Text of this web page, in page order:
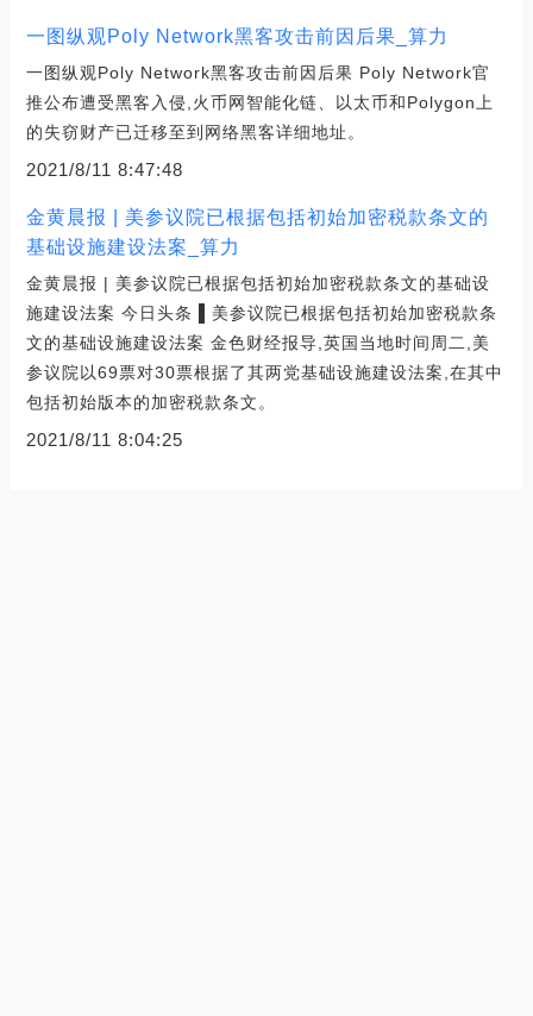
一图纵观Poly Network黑客攻击前因后果_算力
一图纵观Poly Network黑客攻击前因后果 Poly Network官
推公布遭受黑客入侵,火币网智能化链、以太币和Polygon上
的失窃财产已迁移至到网络黑客详细地址。
2021/8/11 8:47:48
金黄晨报 | 美参议院已根据包括初始加密税款条文的
基础设施建设法案_算力
金黄晨报 | 美参议院已根据包括初始加密税款条文的基础设
施建设法案 今日头条 ▌美参议院已根据包括初始加密税款条
文的基础设施建设法案 金色财经报导,英国当地时间周二,美
参议院以69票对30票根据了其两党基础设施建设法案,在其中
包括初始版本的加密税款条文。
2021/8/11 8:04:25